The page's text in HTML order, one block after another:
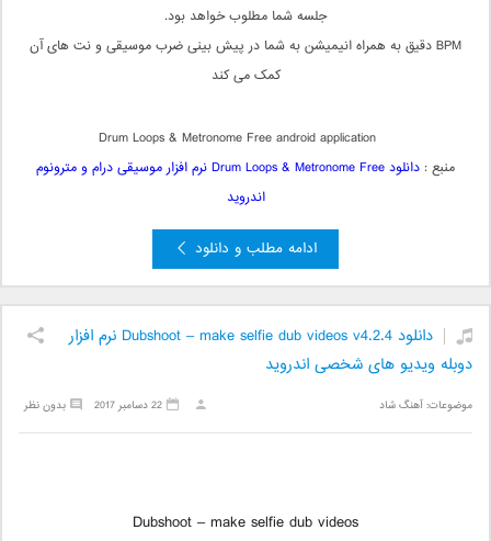
جلسه شما مطلوب خواهد بود.
BPM دقیق به همراه انیمیشن به شما در پیش بینی ضرب موسیقی و نت های آن
کمک می کند
Drum Loops & Metronome Free android application
منبع :
دانلود Drum Loops & Metronome Free نرم افزار موسیقی درام و مترونوم
اندروید
ادامه مطلب و دانلود
دانلود Dubshoot – make selfie dub videos v4.2.4 نرم افزار
دوبله ویدیو های شخصی اندروید
موضوعات:آهنگ شاد بدون نظر 22 دسامبر 2017
Dubshoot – make selfie dub videos